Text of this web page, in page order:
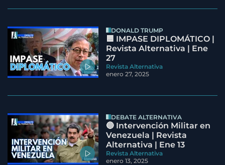
DONALD TRUMP
🟦 IMPASE DIPLOMÁTICO |
Revista Alternativa | Ene
27
Revista Alternativa
enero 27, 2025
DEBATE ALTERNATIVA
🔵 Intervención Militar en
Venezuela | Revista
Alternativa | Ene 13
Revista Alternativa
enero 13, 2025